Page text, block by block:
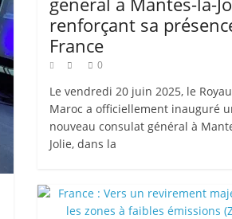
renforçant sa
France
0
Le vendredi 20 juin 2025, le
Maroc a officiellement inauguré
nouveau consulat général à
Jolie, dans la